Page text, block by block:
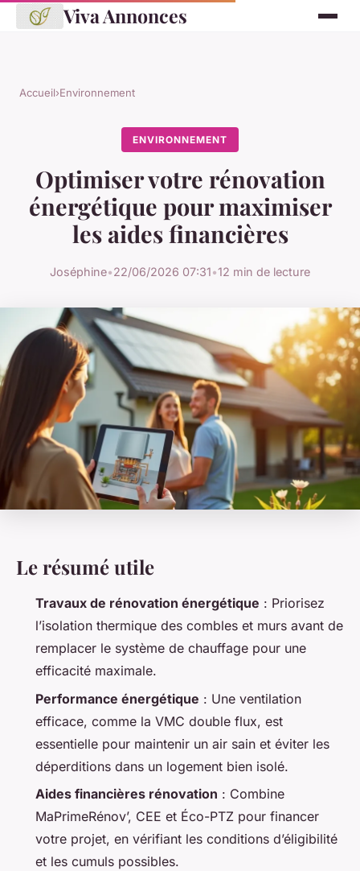
Viva Annonces
Accueil›Environnement
ENVIRONNEMENT
Optimiser votre rénovation
énergétique pour maximiser
les aides financières
Joséphine•22/06/2026 07:31•12 min de lecture
Le résumé utile
Travaux de rénovation énergétique : Priorisez
l’isolation thermique des combles et murs avant de
remplacer le système de chauffage pour une
efficacité maximale.
Performance énergétique : Une ventilation
efficace, comme la VMC double flux, est
essentielle pour maintenir un air sain et éviter les
déperditions dans un logement bien isolé.
Aides financières rénovation : Combine
MaPrimeRénov’, CEE et Éco-PTZ pour financer
votre projet, en vérifiant les conditions d’éligibilité
et les cumuls possibles.